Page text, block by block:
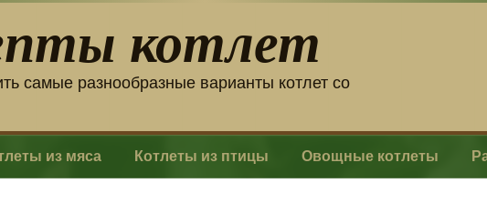
котлет
самые разнообразные варианты котлет со
из мяса Котлеты из птицы Овощные котлеты